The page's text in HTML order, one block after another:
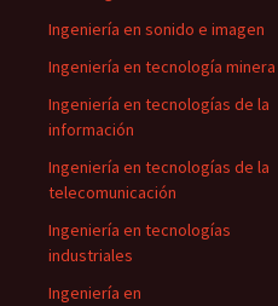
Ingeniería en sonido e imagen
Ingeniería en tecnología minera
Ingeniería en tecnologías de la
información
Ingeniería en tecnologías de la
telecomunicación
Ingeniería en tecnologías
industriales
Ingeniería en